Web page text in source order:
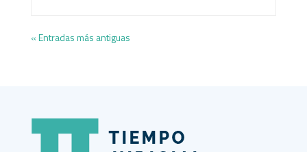
« Entradas más antiguas